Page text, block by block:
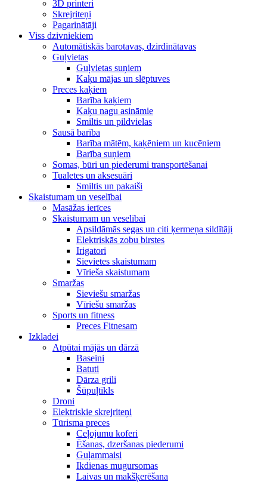
3D printeri
Skrejriteņi
Pagarinātāji
Viss dzivniekiem
Automātiskās barotavas, dzirdinātavas
Guļvietas
Guļvietas suņiem
Kaķu mājas un slēptuves
Preces kaķiem
Barība kaķiem
Kaķu nagu asināmie
Smiltis un pildvielas
Sausā barība
Barība mātēm, kaķēniem un kucēniem
Barība suņiem
Somas, būri un piederumi transportēšanai
Tualetes un aksesuāri
Smiltis un pakaiši
Skaistumam un veselībai
Masāžas ierīces
Skaistumam un veselībai
Apsildāmās segas un citi ķermeņa sildītāji
Elektriskās zobu birstes
Irigatori
Sievietes skaistumam
Vīrieša skaistumam
Smaržas
Sieviešu smaržas
Vīriešu smaržas
Sports un fitness
Preces Fitnesam
Izkladei
Atpūtai mājās un dārzā
Baseini
Batuti
Dārza grili
Šūpuļtīkls
Droni
Elektriskie skrejriteņi
Tūrisma preces
Ceļojumu koferi
Ēšanas, dzeršanas piederumi
Guļammaisi
Ikdienas mugursomas
Laivas un makšķerēšana